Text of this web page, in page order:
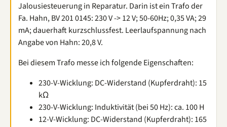
Jalousiesteuerung in Reparatur. Darin ist ein Trafo der
Fa. Hahn, BV 201 0145: 230 V -> 12 V; 50-60Hz; 0,35 VA; 29
mA; dauerhaft kurzschlussfest. Leerlaufspannung nach
Angabe von Hahn: 20,8 V.
Bei diesem Trafo messe ich folgende Eigenschaften:
230-V-Wicklung: DC-Widerstand (Kupferdraht): 15
kΩ
230-V-Wicklung: Induktivität (bei 50 Hz): ca. 100 H
12-V-Wicklung: DC-Widerstand (Kupferdraht): 165